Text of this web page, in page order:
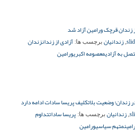
زندان قرچک ورامین آزاد شد
, زندانیان برچسب ها: آزادی از زندانزندان
به آزادیمعصومه اکبریورامین
زندان؛ وضعیت بلاتکلیف پریسا سادات ادامه دارد
, زندانیان برچسب ها: پریسا ساداتتداوم
متهم سیاسیورامین